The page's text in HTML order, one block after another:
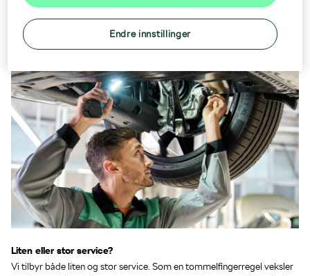
Škoda ved å utføre service.Våre faste lavpriser på service tåler
sammenligning.
Liten eller stor service?
Vi tilbyr både liten og stor service. Som en tommelfingerregel veksler
Endre innstillinger